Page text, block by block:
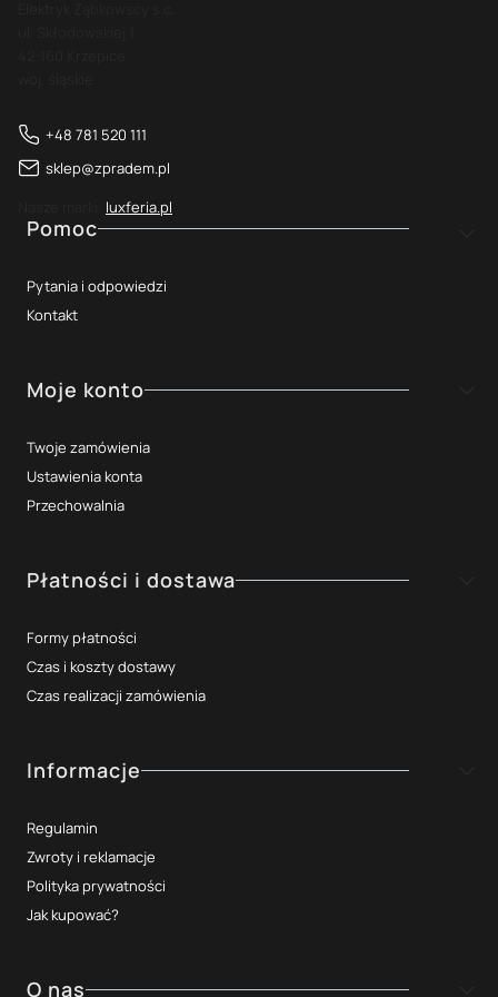
+48 781 520 111
sklep@zpradem.pl
luxferia.pl
Linki w stopce
Pomoc
Pytania i odpowiedzi
Kontakt
Moje konto
Twoje zamówienia
Ustawienia konta
Przechowalnia
Płatności i dostawa
Formy płatności
Czas i koszty dostawy
Czas realizacji zamówienia
Informacje
Regulamin
Zwroty i reklamacje
Polityka prywatności
Jak kupować?
O nas